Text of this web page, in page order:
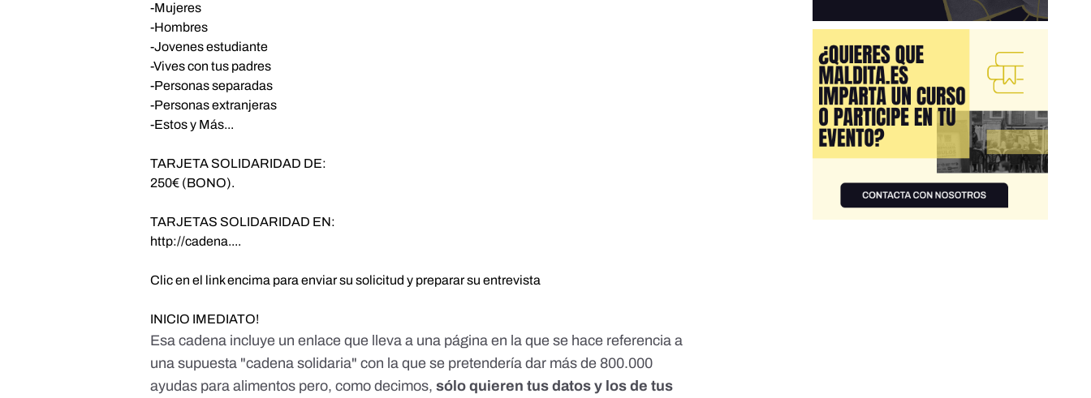
-Mujeres
-Hombres
-Jovenes estudiante
-Vives con tus padres
-Personas separadas
-Personas extranjeras
-Estos y Más...
TARJETA SOLIDARIDAD DE:
250€ (BONO).
TARJETAS SOLIDARIDAD EN:
http://cadena....
Clic en el link encima para enviar su solicitud y preparar su entrevista
INICIO IMEDIATO!
Esa cadena incluye un enlace que lleva a una página en la que se hace referencia a
una supuesta "cadena solidaria" con la que se pretendería dar más de 800.000
ayudas para alimentos pero, como decimos,sólo quieren tus datos y los de tus